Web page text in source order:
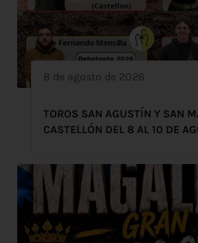
8 de agosto de 2026
TOROS SAN AGUSTÍN Y SAN
CASTELLÓN DEL 8 AL 10 DE